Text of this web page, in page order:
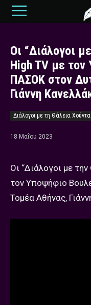
Οι “Διάλογοι
High TV με
ΠΑΣΟΚ στον
Γιάννη
Διάλογοι με τη Θάλεια
18 Μαΐου 2023
Οι “Διάλογοι με
τον Υποψήφιο
Τομέα Αθήνας,